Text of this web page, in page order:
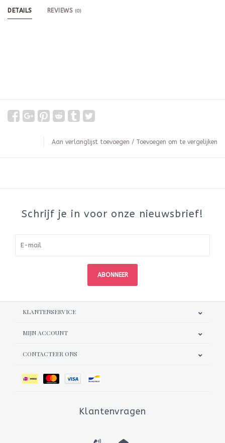
DETAILS REVIEWS (0)
Aan verlanglijst toevoegen / Toevoegen om te vergelijken
Schrijf je in voor onze nieuwsbrief!
ABONNEER
KLANTENSERVICE
MIJN ACCOUNT
CONTACTEER ONS
Klantenvragen